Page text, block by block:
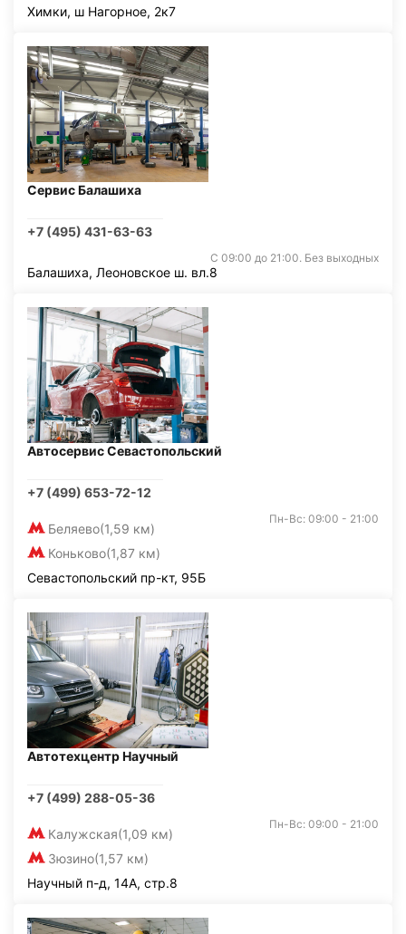
Химки, ш Нагорное, 2к7
Сервис Балашиха
+7 (495) 431-63-63
С 09:00 до 21:00. Без выходных
Балашиха, Леоновское ш. вл.8
Автосервис Севастопольский
+7 (499) 653-72-12
Беляево(1,59 км)
Коньково(1,87 км)
Пн-Вс: 09:00 - 21:00
Севастопольский пр-кт, 95Б
Автотехцентр Научный
+7 (499) 288-05-36
Калужская(1,09 км)
Зюзино(1,57 км)
Пн-Вс: 09:00 - 21:00
Научный п-д, 14А, стр.8